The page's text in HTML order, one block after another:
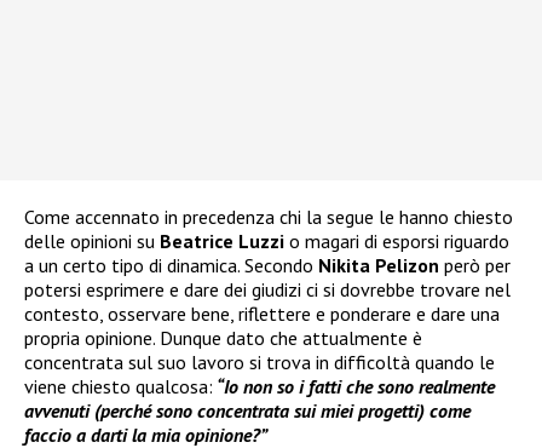
Come accennato in precedenza chi la segue le hanno chiesto
delle opinioni su Beatrice Luzzi o magari di esporsi riguardo
a un certo tipo di dinamica. Secondo Nikita Pelizon però per
potersi esprimere e dare dei giudizi ci si dovrebbe trovare nel
contesto, osservare bene, riflettere e ponderare e dare una
propria opinione. Dunque dato che attualmente è
concentrata sul suo lavoro si trova in difficoltà quando le
viene chiesto qualcosa: “Io non so i fatti che sono realmente
avvenuti (perché sono concentrata sui miei progetti) come
faccio a darti la mia opinione?”